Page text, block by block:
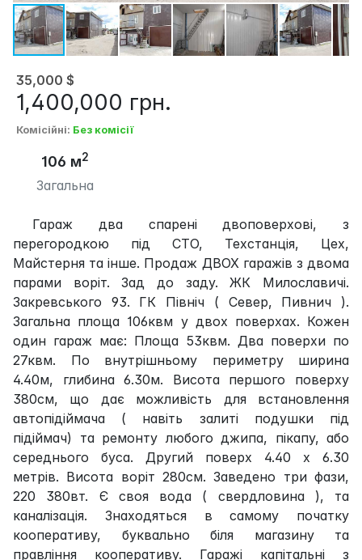
35,000 $
1,400,000 грн.
Комісійні: Без комісії
106 м2
Загальна
Гараж два спарені двоповерхові, з
перегородкою під СТО, Техстанція, Цех,
Майстерня та інше. Продаж ДВОХ гаражів з двома
парами воріт. Зад до заду. ЖК Милославичі.
Закревського 93. ГК Північ ( Север, Пивнич ).
Загальна площа 106квм у двох поверхах. Кожен
один гараж має: Площа 53квм. Два поверхи по
27квм. По внутрішньому периметру ширина
4.40м, глибина 6.30м. Висота першого поверху
380см, що дає можливість для встановлення
автопідіймача ( навіть залиті подушки під
підіймач) та ремонту любого джипа, пікапу, або
середнього буса. Другий поверх 4.40 х 6.30
метрів. Висота воріт 280см. Заведено три фази,
220 380вт. Є своя вода ( свердловина ), та
каналізація. Знаходяться в самому початку
кооперативу, буквально біля магазину та
правління кооперативу. Гаражі капітальні з